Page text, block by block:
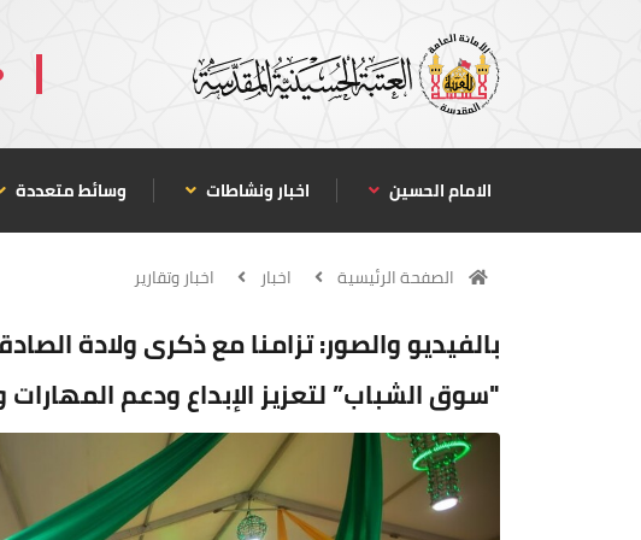
الامام الحسين اخبار ونشاطات وسائط متعددة
الصفحة الرئيسية اخبار اخبار وتقارير
بالفيديو والصور: تزامنا مع ذكرى ولادة
"سوق الشباب” لتعزيز الإبداع ودعم المهارات